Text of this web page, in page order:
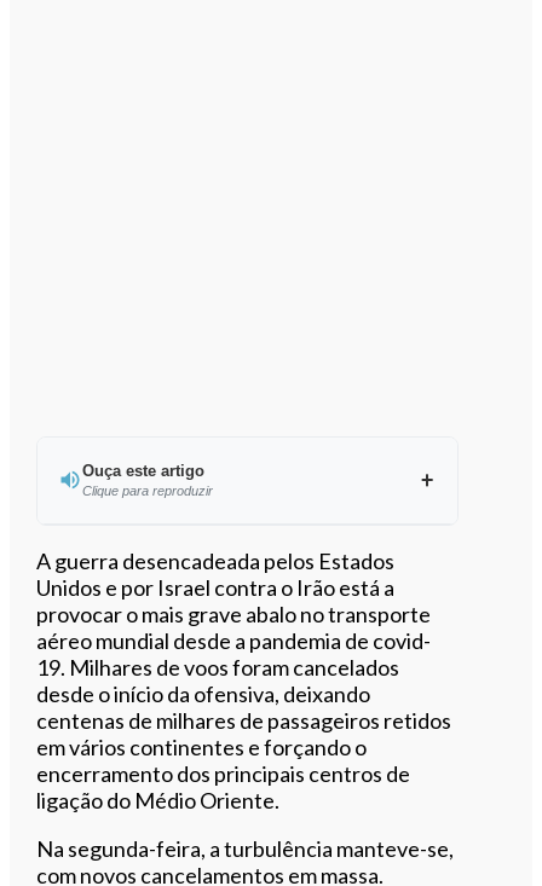
Ouça este artigo
Clique para reproduzir
Ouvir este artigo
A guerra desencadeada pelos Estados
Unidos e por Israel contra o Irão está a
provocar o mais grave abalo no transporte
aéreo mundial desde a pandemia de covid-
19. Milhares de voos foram cancelados
desde o início da ofensiva, deixando
centenas de milhares de passageiros retidos
em vários continentes e forçando o
encerramento dos principais centros de
ligação do Médio Oriente.
Na segunda-feira, a turbulência manteve-se,
com novos cancelamentos em massa.